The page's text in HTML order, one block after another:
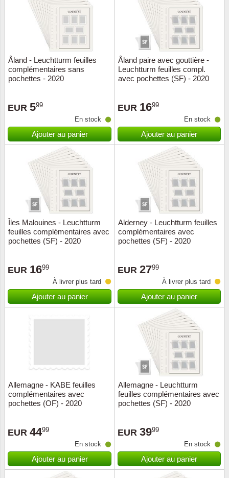
Åland - Leuchtturm feuilles
complémentaires sans
pochettes - 2020
EUR 599
En stock
Ajouter au panier
Åland paire avec gouttière -
Leuchtturm feuilles compl.
avec pochettes (SF) - 2020
EUR 1699
En stock
Ajouter au panier
Îles Malouines - Leuchtturm
feuilles complémentaires avec
pochettes (SF) - 2020
EUR 1699
À livrer plus tard
Ajouter au panier
Alderney - Leuchtturm feuilles
complémentaires avec
pochettes (SF) - 2020
EUR 2799
À livrer plus tard
Ajouter au panier
Allemagne - KABE feuilles
complémentaires avec
pochettes (OF) - 2020
EUR 4499
En stock
Ajouter au panier
Allemagne - Leuchtturm
feuilles complémentaires avec
pochettes (SF) - 2020
EUR 3999
En stock
Ajouter au panier